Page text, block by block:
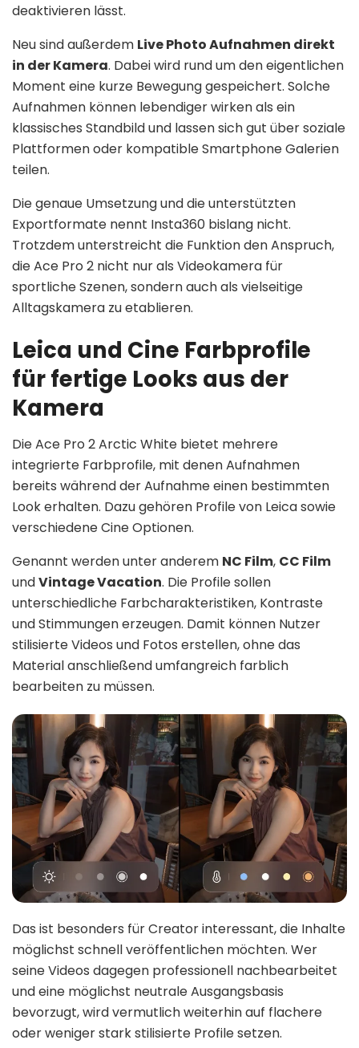
deaktivieren lässt.
Neu sind außerdem Live Photo Aufnahmen direkt
in der Kamera. Dabei wird rund um den eigentlichen
Moment eine kurze Bewegung gespeichert. Solche
Aufnahmen können lebendiger wirken als ein
klassisches Standbild und lassen sich gut über soziale
Plattformen oder kompatible Smartphone Galerien
teilen.
Die genaue Umsetzung und die unterstützten
Exportformate nennt Insta360 bislang nicht.
Trotzdem unterstreicht die Funktion den Anspruch,
die Ace Pro 2 nicht nur als Videokamera für
sportliche Szenen, sondern auch als vielseitige
Alltagskamera zu etablieren.
Leica und Cine Farbprofile
für fertige Looks aus der
Kamera
Die Ace Pro 2 Arctic White bietet mehrere
integrierte Farbprofile, mit denen Aufnahmen
bereits während der Aufnahme einen bestimmten
Look erhalten. Dazu gehören Profile von Leica sowie
verschiedene Cine Optionen.
Genannt werden unter anderem NC Film, CC Film
undVintage Vacation. Die Profile sollen
unterschiedliche Farbcharakteristiken, Kontraste
und Stimmungen erzeugen. Damit können Nutzer
stilisierte Videos und Fotos erstellen, ohne das
Material anschließend umfangreich farblich
bearbeiten zu müssen.
Das ist besonders für Creator interessant, die Inhalte
möglichst schnell veröffentlichen möchten. Wer
seine Videos dagegen professionell nachbearbeitet
und eine möglichst neutrale Ausgangsbasis
bevorzugt, wird vermutlich weiterhin auf flachere
oder weniger stark stilisierte Profile setzen.